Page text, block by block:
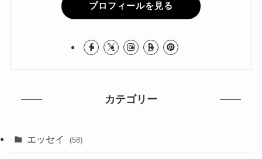
プロフィールを見る
カテゴリー
エッセイ (58)